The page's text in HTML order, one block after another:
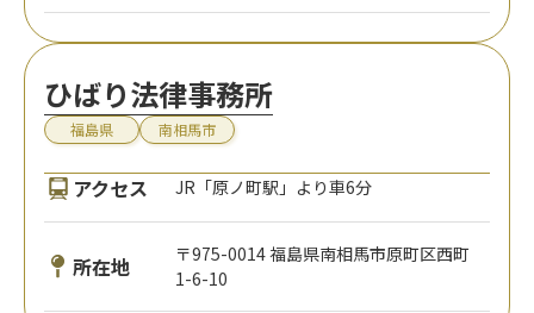
ひばり法律事務所
福島県 南相馬市
アクセス JR「原ノ町駅」より車6分
所在地
〒975-0014 福島県南相馬市原町区西町
1-6-10